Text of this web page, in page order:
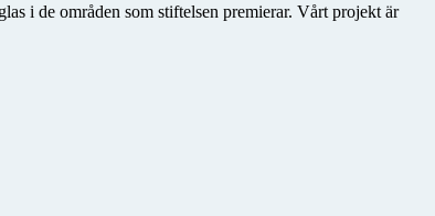
i de områden som stiftelsen premierar. Vårt projekt är